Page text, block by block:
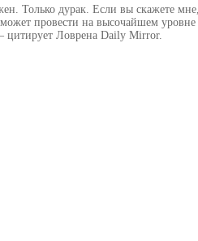
Только дурак. Если вы скажете
провести на высочайшем уровне
цитирует Ловрена Daily Mirror.